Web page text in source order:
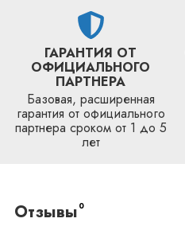
ГАРАНТИЯ ОТ
ОФИЦИАЛЬНОГО
ПАРТНЕРА
Базовая, расширенная
гарантия от официального
партнера сроком от 1 до 5
лет
Отзывы 0